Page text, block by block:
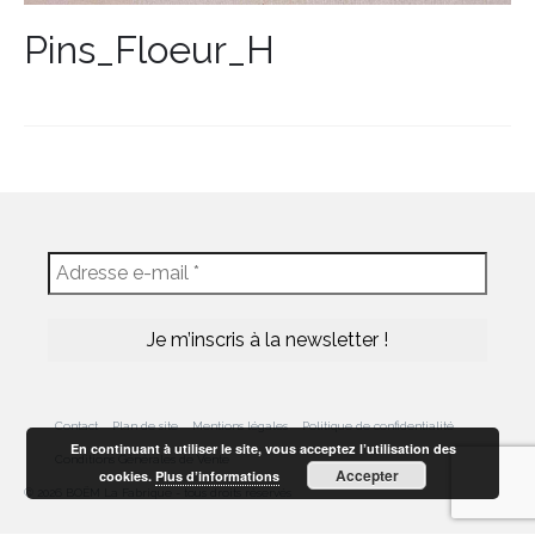
Pins_Floeur_H
Contact Plan de site Mentions légales Politique de confidentialité
© 2026 BOËM La Fabrique - tous droits réservés
En continuant à utiliser le site, vous acceptez l’utilisation des
cookies.Plus d’informations Accepter